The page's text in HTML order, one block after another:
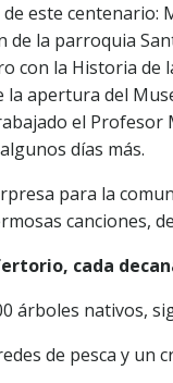
este centenario:
de la parroquia
con la Historia de
apertura del
el Profesor
días más.
para la
canciones,
cada
árboles nativos,
de pesca y un